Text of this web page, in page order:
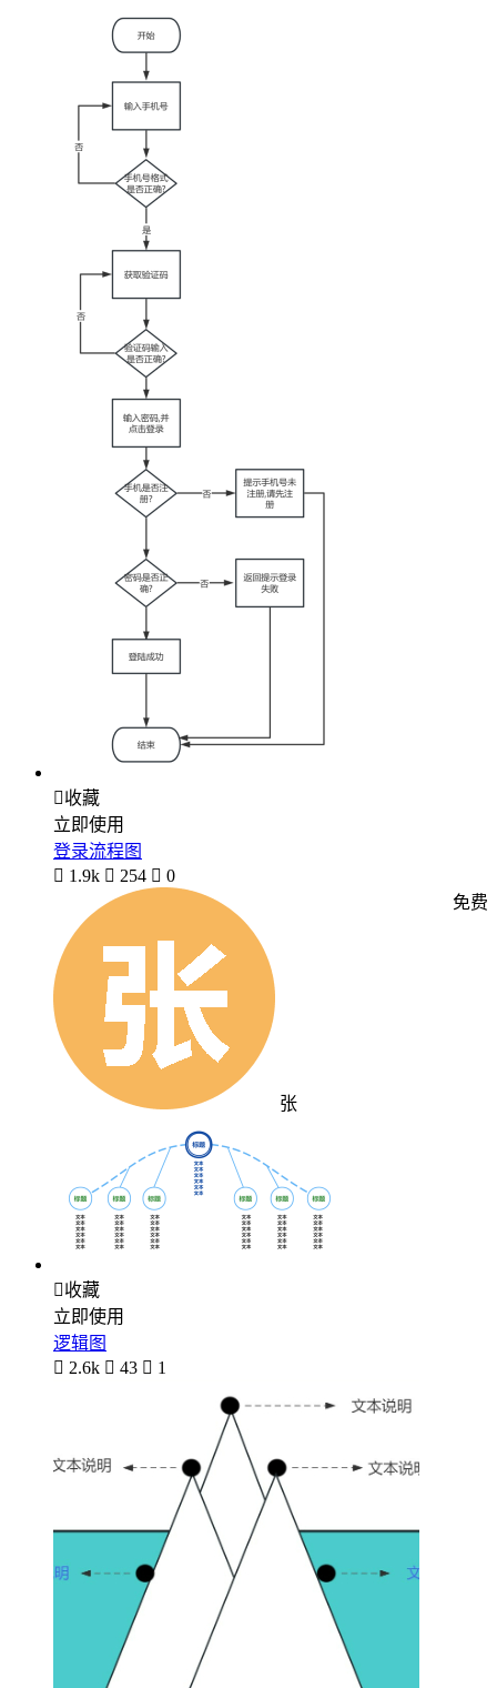
收藏
立即使用
登录流程图
 1.9k  254  0
张
免费
收藏
立即使用
逻辑图
 2.6k  43  1